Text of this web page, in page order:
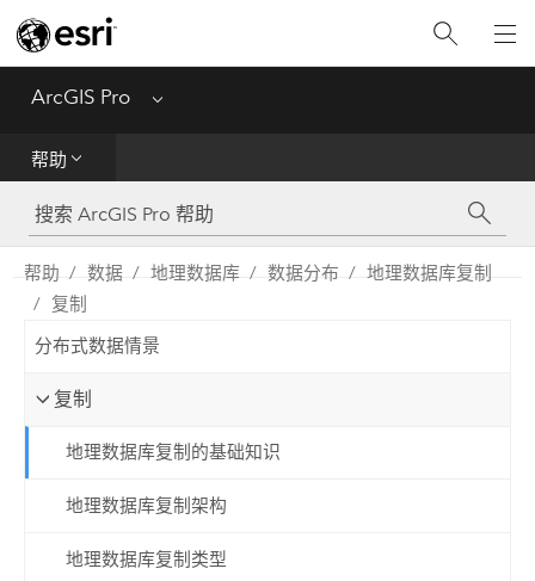
ArcGIS Pro Menu
帮助
工具参考
Python
SDK
帮助 数据 地理数据库 数据分布
地理数据库复制
复制
分布式数据情景
复制
地理数据库复制的基础知识
地理数据库复制架构
地理数据库复制类型